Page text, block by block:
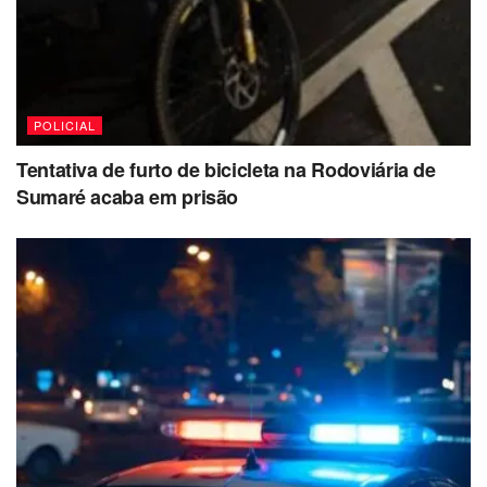
POLICIAL
Tentativa de furto de bicicleta na Rodoviária de
Sumaré acaba em prisão